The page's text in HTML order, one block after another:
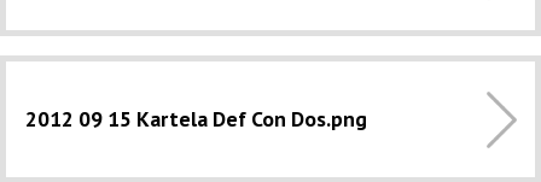
2012 09 15 Kartela Def Con Dos.png